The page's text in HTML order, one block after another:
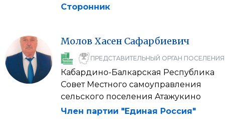
Сторонник
Молов Хасен Сафарбиевич
ПРЕДСТАВИТЕЛЬНЫЙ ОРГАН ПОСЕЛЕНИЯ
Кабардино-Балкарская Республика
Совет Местного самоуправления
сельского поселения Атажукино
Член партии "Единая Россия"